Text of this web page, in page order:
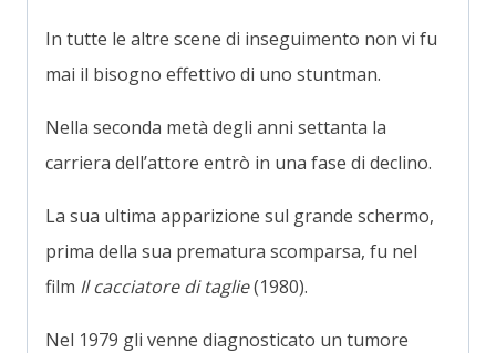
In tutte le altre scene di inseguimento non vi fu
mai il bisogno effettivo di uno stuntman.
Nella seconda metà degli anni settanta la
carriera dell’attore entrò in una fase di declino.
La sua ultima apparizione sul grande schermo,
prima della sua prematura scomparsa, fu nel
film Il cacciatore di taglie(1980).
Nel 1979 gli venne diagnosticato un tumore